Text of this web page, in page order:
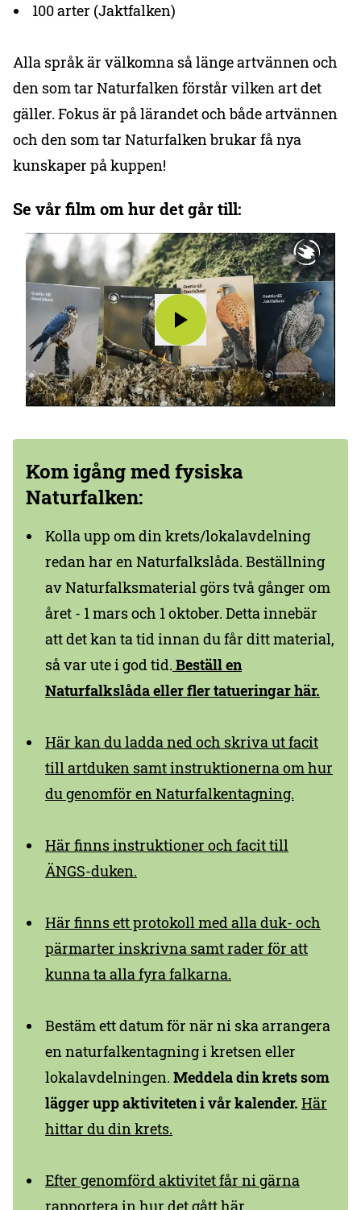
100 arter (Jaktfalken)
Alla språk är välkomna så länge artvännen och
den som tar Naturfalken förstår vilken art det
gäller. Fokus är på lärandet och både artvännen
och den som tar Naturfalken brukar få nya
kunskaper på kuppen!
Se vår film om hur det går till:
Kom igång med fysiska
Naturfalken:
Kolla upp om din krets/lokalavdelning
redan har en Naturfalkslåda. Beställning
av Naturfalksmaterial görs två gånger om
året - 1 mars och 1 oktober. Detta innebär
att det kan ta tid innan du får ditt material,
så var ute i god tid. Beställ en
Naturfalkslåda eller fler tatueringar här.
Här kan du ladda ned och skriva ut facit
till artduken samt instruktionerna om hur
du genomför en Naturfalkentagning.
Här finns instruktioner och facit till
ÄNGS-duken.
Här finns ett protokoll med alla duk- och
pärmarter inskrivna samt rader för att
kunna ta alla fyra falkarna.
Bestäm ett datum för när ni ska arrangera
en naturfalkentagning i kretsen eller
lokalavdelningen. Meddela din krets som
lägger upp aktiviteten i vår kalender. Här
hittar du din krets.
Efter genomförd aktivitet får ni gärna
rapportera in hur det gått här.